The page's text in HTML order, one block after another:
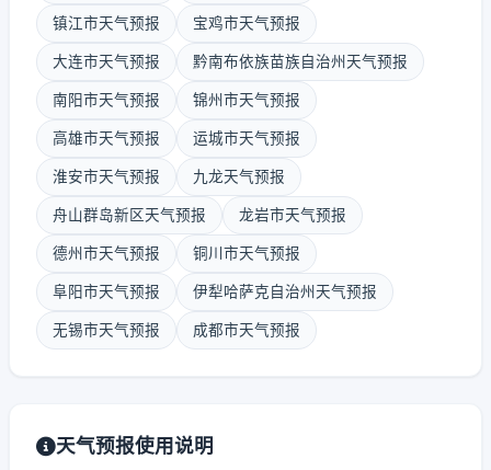
镇江市天气预报 宝鸡市天气预报
大连市天气预报 黔南布依族苗族自治州天气预报
南阳市天气预报 锦州市天气预报
高雄市天气预报 运城市天气预报
淮安市天气预报 九龙天气预报
舟山群岛新区天气预报 龙岩市天气预报
德州市天气预报 铜川市天气预报
阜阳市天气预报 伊犁哈萨克自治州天气预报
无锡市天气预报 成都市天气预报
天气预报使用说明